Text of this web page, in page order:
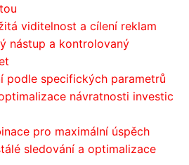
viditelnost a cílení reklam
nástup a kontrolovaný
podle specifických parametrů
návratnosti investic
pro maximální úspěch
sledování a optimalizace